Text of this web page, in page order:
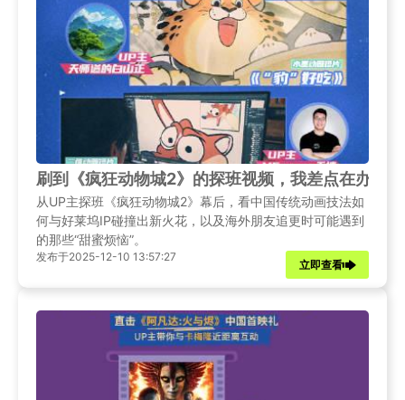
刷到《疯狂动物城2》的探班视频，我差点在办公
从UP主探班《疯狂动物城2》幕后，看中国传统动画技法如
何与好莱坞IP碰撞出新火花，以及海外朋友追更时可能遇到
的那些“甜蜜烦恼”。
发布于2025-12-10 13:57:27
立即查看